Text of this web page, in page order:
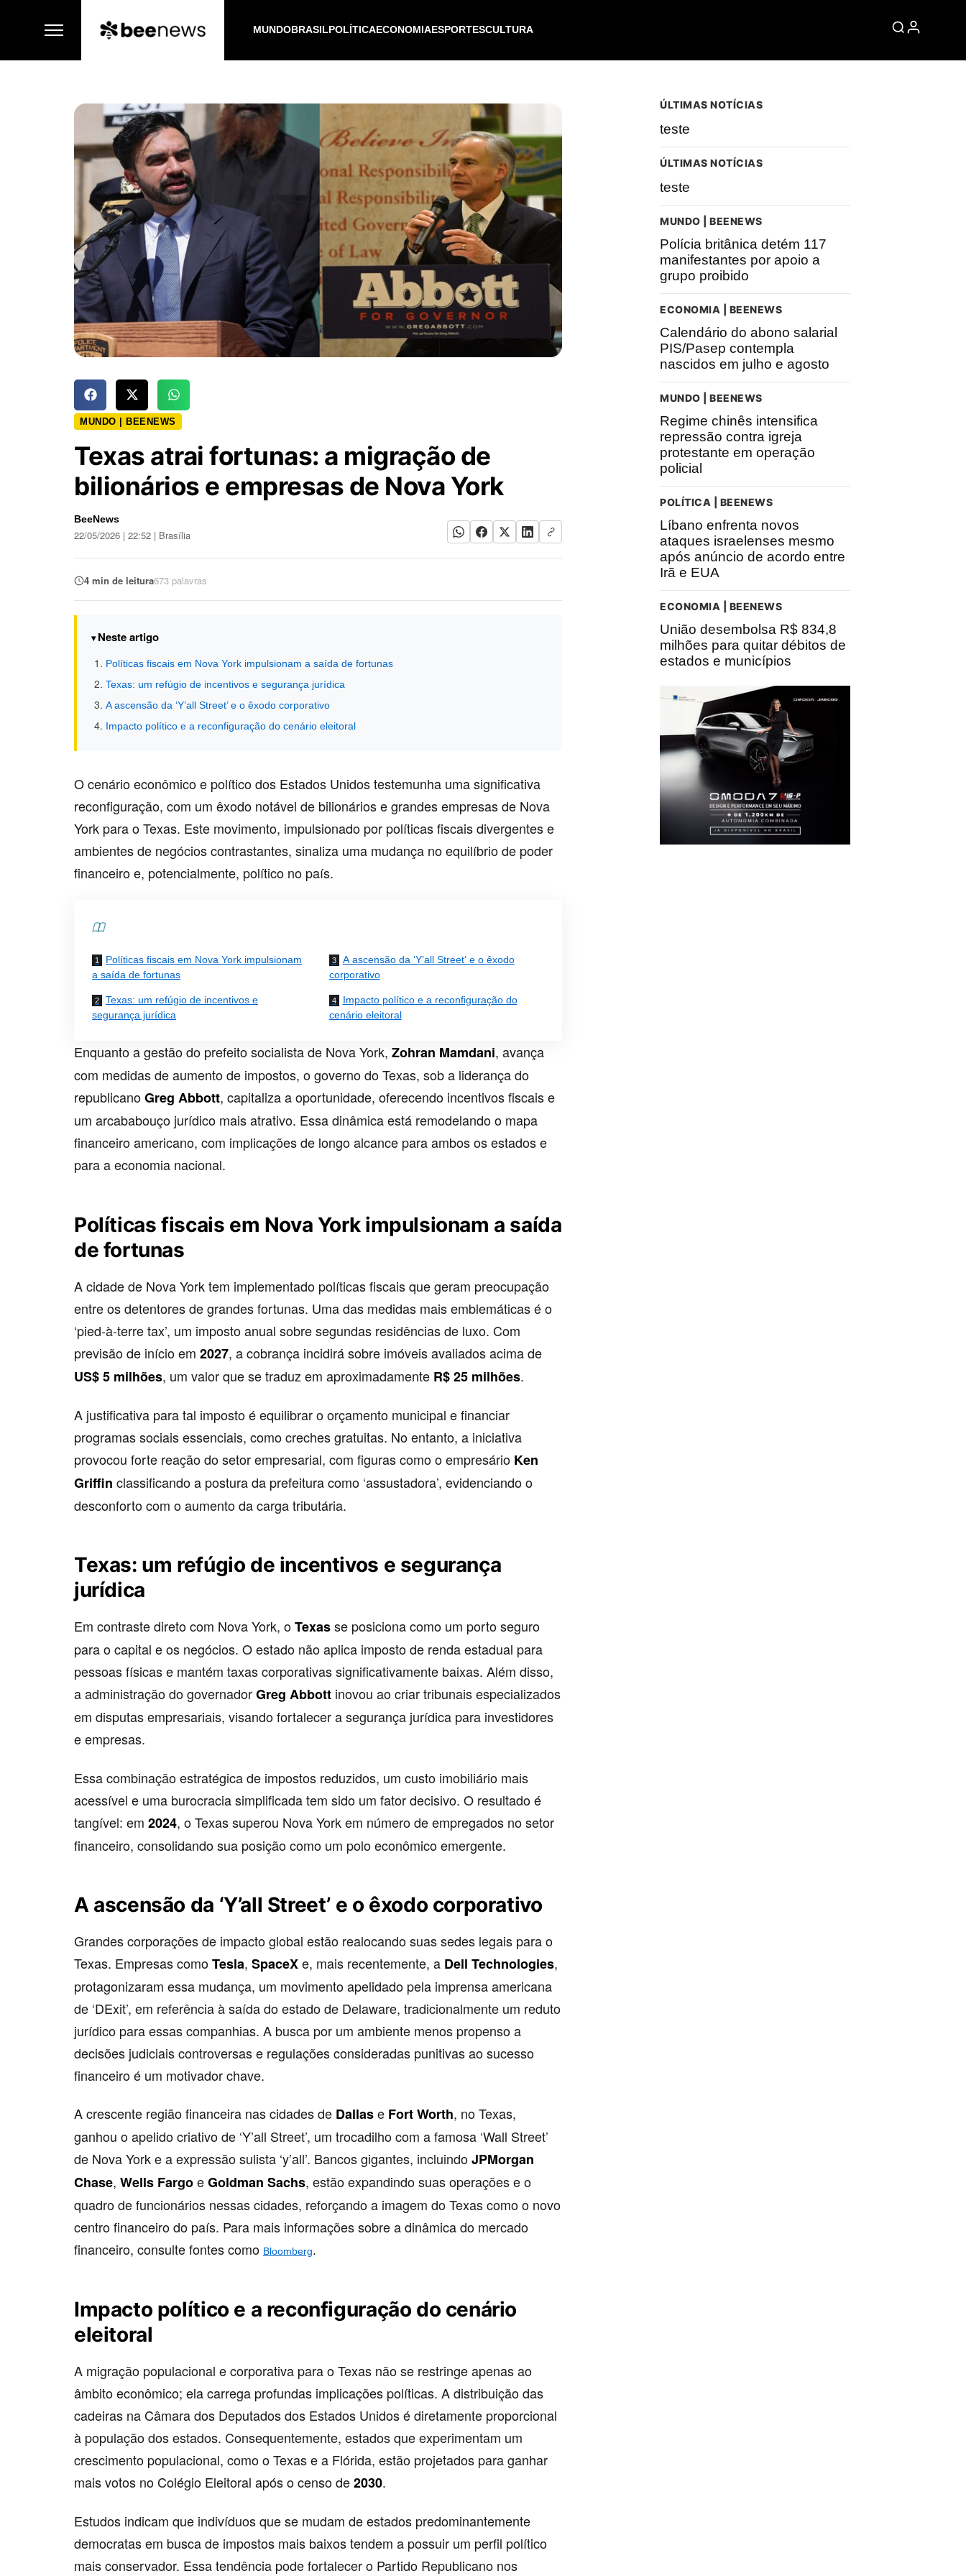
MUNDOBRASILPOLÍTICAECONOMIAESPORTESCULTURA
MUNDO | BEENEWS
Texas atrai fortunas: a migração de
bilionários e empresas de Nova York
BeeNews
22/05/2026 | 22:52 | Brasília
4 min de leitura673 palavras
Neste artigo
Políticas fiscais em Nova York impulsionam a saída de fortunas
Texas: um refúgio de incentivos e segurança jurídica
A ascensão da ‘Y’all Street’ e o êxodo corporativo
Impacto político e a reconfiguração do cenário eleitoral
O cenário econômico e político dos Estados Unidos testemunha uma significativa
reconfiguração, com um êxodo notável de bilionários e grandes empresas de Nova
York para o Texas. Este movimento, impulsionado por políticas fiscais divergentes e
ambientes de negócios contrastantes, sinaliza uma mudança no equilíbrio de poder
financeiro e, potencialmente, político no país.
Políticas fiscais em Nova York impulsionam
a saída de fortunas
Texas: um refúgio de incentivos e
segurança jurídica
A ascensão da ‘Y’all Street’ e o êxodo
corporativo
Impacto político e a reconfiguração do
cenário eleitoral
Enquanto a gestão do prefeito socialista de Nova York, Zohran Mamdani, avança
com medidas de aumento de impostos, o governo do Texas, sob a liderança do
republicanoGreg Abbott, capitaliza a oportunidade, oferecendo incentivos fiscais e
um arcababouço jurídico mais atrativo. Essa dinâmica está remodelando o mapa
financeiro americano, com implicações de longo alcance para ambos os estados e
para a economia nacional.
Políticas fiscais em Nova York impulsionam a saída
de fortunas
A cidade de Nova York tem implementado políticas fiscais que geram preocupação
entre os detentores de grandes fortunas. Uma das medidas mais emblemáticas é o
‘pied-à-terre tax’, um imposto anual sobre segundas residências de luxo. Com
previsão de início em 2027, a cobrança incidirá sobre imóveis avaliados acima de
US$ 5 milhões, um valor que se traduz em aproximadamente R$ 25 milhões.
A justificativa para tal imposto é equilibrar o orçamento municipal e financiar
programas sociais essenciais, como creches gratuitas. No entanto, a iniciativa
provocou forte reação do setor empresarial, com figuras como o empresário Ken
Griffin classificando a postura da prefeitura como ‘assustadora’, evidenciando o
desconforto com o aumento da carga tributária.
Texas: um refúgio de incentivos e segurança
jurídica
Em contraste direto com Nova York, oTexasse posiciona como um porto seguro
para o capital e os negócios. O estado não aplica imposto de renda estadual para
pessoas físicas e mantém taxas corporativas significativamente baixas. Além disso,
a administração do governadorGreg Abbott inovou ao criar tribunais especializados
em disputas empresariais, visando fortalecer a segurança jurídica para investidores
e empresas.
Essa combinação estratégica de impostos reduzidos, um custo imobiliário mais
acessível e uma burocracia simplificada tem sido um fator decisivo. O resultado é
tangível: em 2024, o Texas superou Nova York em número de empregados no setor
financeiro, consolidando sua posição como um polo econômico emergente.
A ascensão da ‘Y’all Street’ e o êxodo corporativo
Grandes corporações de impacto global estão realocando suas sedes legais para o
Texas. Empresas comoTesla, SpaceXe, mais recentemente, a Dell Technologies,
protagonizaram essa mudança, um movimento apelidado pela imprensa americana
de ‘DExit’, em referência à saída do estado de Delaware, tradicionalmente um reduto
jurídico para essas companhias. A busca por um ambiente menos propenso a
decisões judiciais controversas e regulações consideradas punitivas ao sucesso
financeiro é um motivador chave.
A crescente região financeira nas cidades de Dallase Fort Worth, no Texas,
ganhou o apelido criativo de ‘Y’all Street’, um trocadilho com a famosa ‘Wall Street’
de Nova York e a expressão sulista ‘y’all’. Bancos gigantes, incluindoJPMorgan
Chase, Wells FargoeGoldman Sachs, estão expandindo suas operações e o
quadro de funcionários nessas cidades, reforçando a imagem do Texas como o novo
centro financeiro do país. Para mais informações sobre a dinâmica do mercado
financeiro, consulte fontes como Bloomberg.
Impacto político e a reconfiguração do cenário
eleitoral
A migração populacional e corporativa para o Texas não se restringe apenas ao
âmbito econômico; ela carrega profundas implicações políticas. A distribuição das
cadeiras na Câmara dos Deputados dos Estados Unidos é diretamente proporcional
à população dos estados. Consequentemente, estados que experimentam um
crescimento populacional, como o Texas e a Flórida, estão projetados para ganhar
mais votos no Colégio Eleitoral após o censo de2030.
Estudos indicam que indivíduos que se mudam de estados predominantemente
democratas em busca de impostos mais baixos tendem a possuir um perfil político
mais conservador. Essa tendência pode fortalecer o Partido Republicano nos
ÚLTIMAS NOTÍCIAS
teste
ÚLTIMAS NOTÍCIAS
teste
MUNDO | BEENEWS
Polícia britânica detém 117
manifestantes por apoio a
grupo proibido
ECONOMIA | BEENEWS
Calendário do abono salarial
PIS/Pasep contempla
nascidos em julho e agosto
MUNDO | BEENEWS
Regime chinês intensifica
repressão contra igreja
protestante em operação
policial
POLÍTICA | BEENEWS
Líbano enfrenta novos
ataques israelenses mesmo
após anúncio de acordo entre
Irã e EUA
ECONOMIA | BEENEWS
União desembolsa R$ 834,8
milhões para quitar débitos de
estados e municípios